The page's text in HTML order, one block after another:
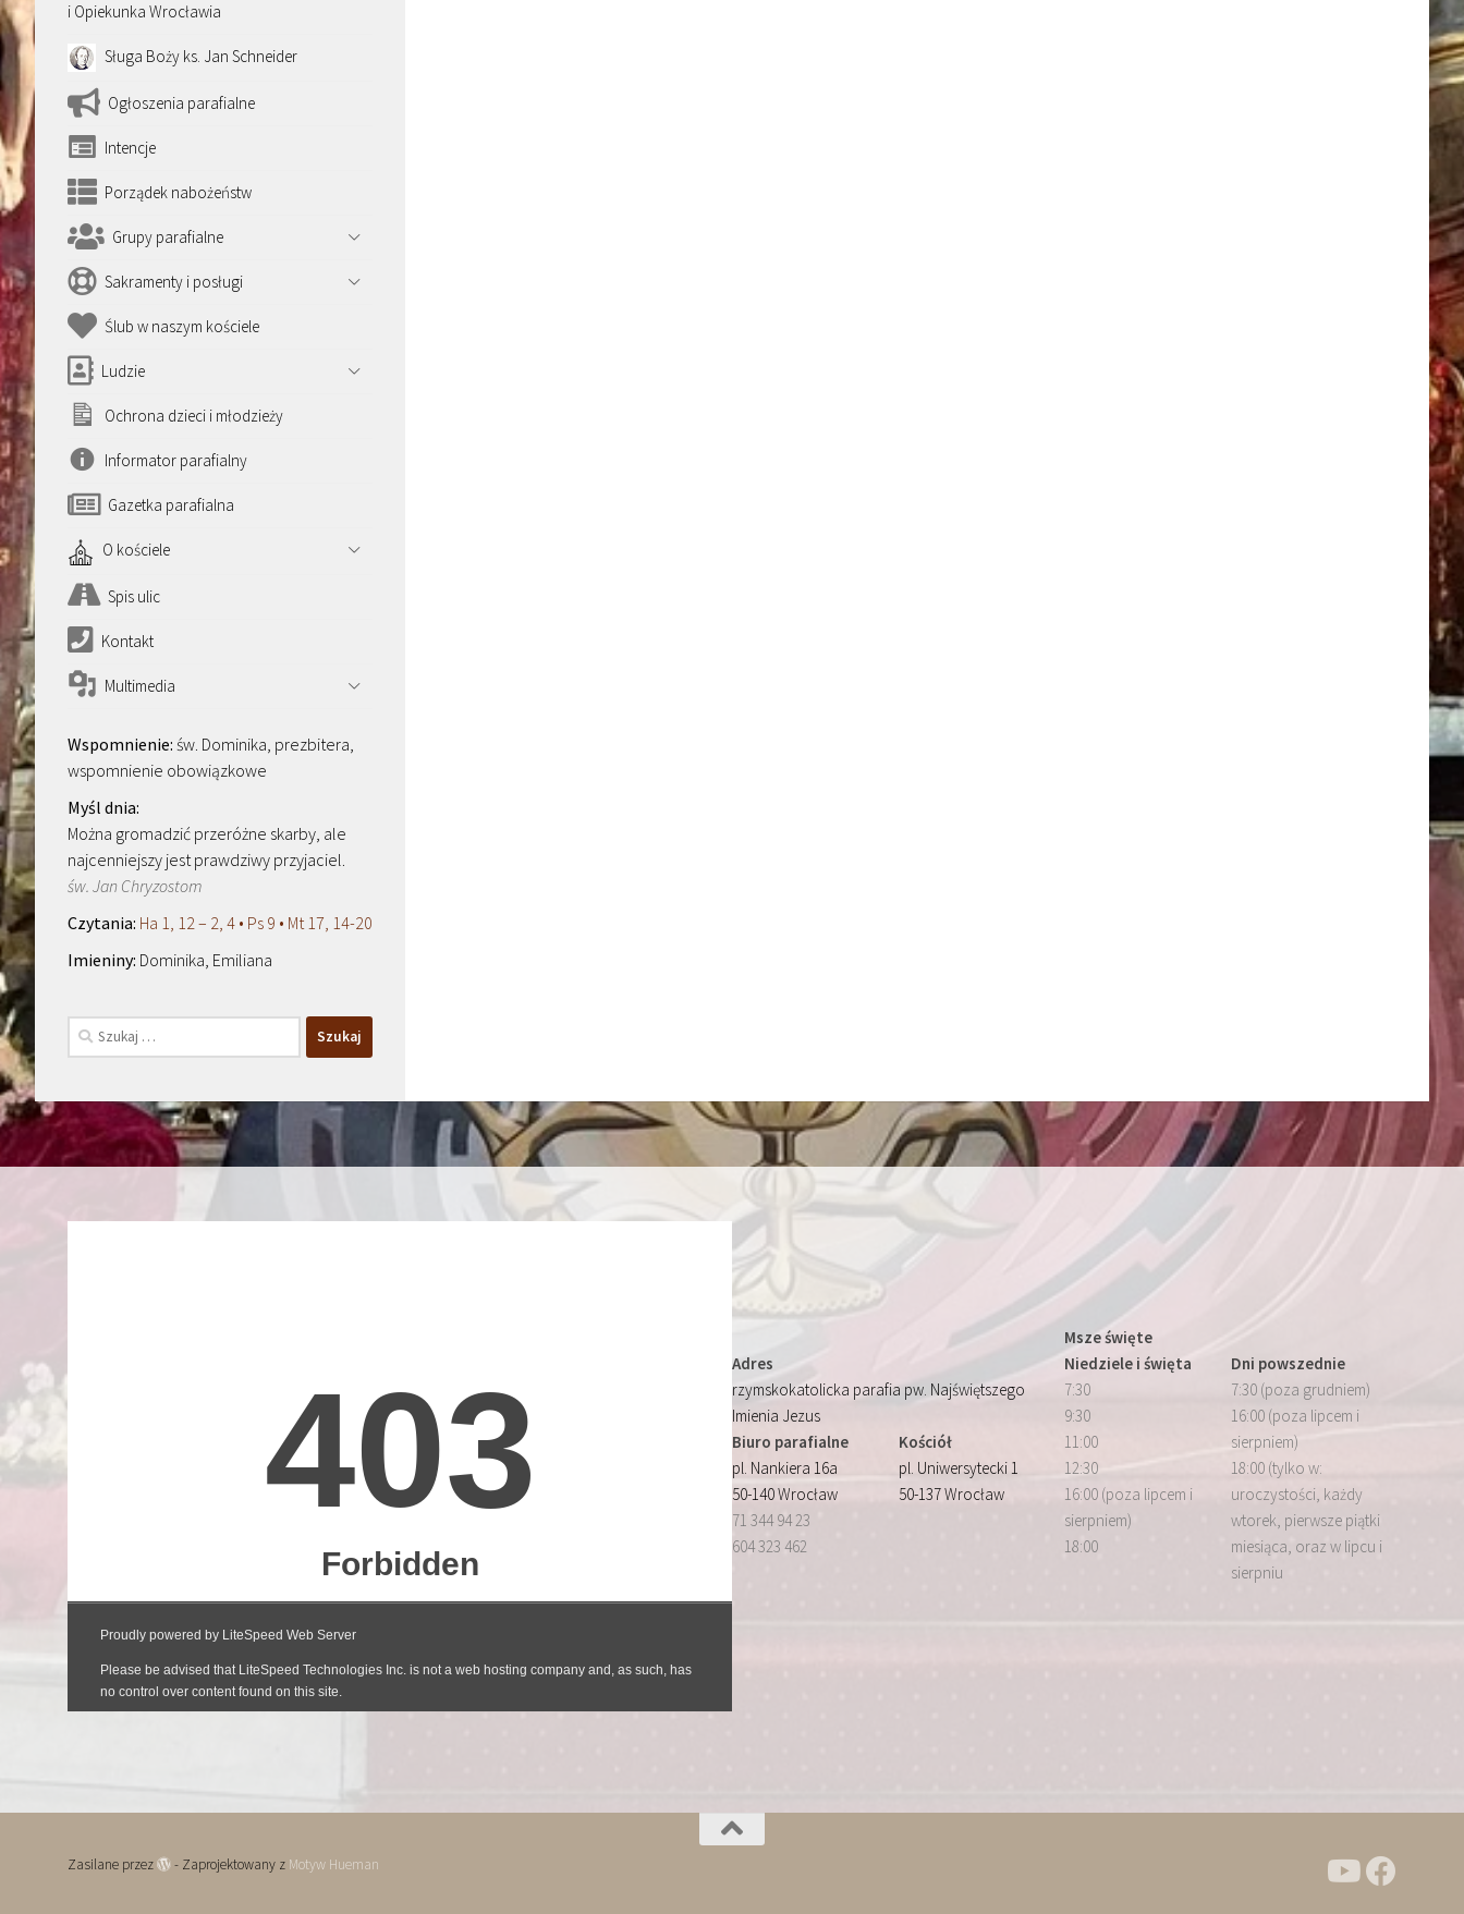
i Opiekunka Wrocławia
Sługa Boży ks. Jan Schneider
Ogłoszenia parafialne
Intencje
Porządek nabożeństw
Grupy parafialne
Sakramenty i posługi
Ślub w naszym kościele
Ludzie
Ochrona dzieci i młodzieży
Informator parafialny
Gazetka parafialna
O kościele
Spis ulic
Kontakt
Multimedia
św. Dominika, prezbitera,
wspomnienie obowiązkowe
Można gromadzić przeróżne skarby, ale
najcenniejszy jest prawdziwy przyjaciel.
św. Jan Chryzostom
Ha 1, 12 – 2, 4 • Ps 9 • Mt 17, 14-20
Dominika, Emiliana
Szukaj:
Adres
rzymskokatolicka parafia pw. Najświętszego
Imienia Jezus
Biuro parafialne
pl. Nankiera 16a
50-140 Wrocław
71 344 94 23
604 323 462
Kościół
pl. Uniwersytecki 1
50-137 Wrocław
Msze święte
Niedziele i święta
7:30
9:30
11:00
12:30
16:00 (poza lipcem i
sierpniem)
18:00
Dni powszednie
7:30 (poza grudniem)
16:00 (poza lipcem i
sierpniem)
18:00 (tylko w:
uroczystości, każdy
wtorek, pierwsze piątki
miesiąca, oraz w lipcu i
sierpniu
Zasilane przez - Zaprojektowany z Motyw Hueman